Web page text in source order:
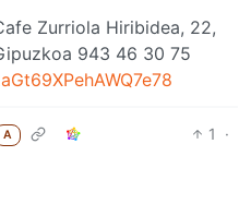
Zurriola Hiribidea, 22,
943 46 30 75
A 1
·